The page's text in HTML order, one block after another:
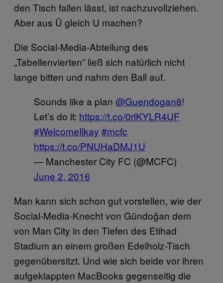
den Tisch fallen lässt, ist nachzuvollziehen.
Aber aus Ü gleich U machen?
Die Social-Media-Abteilung des
„Tabellenvierten” ließ sich natürlich nicht
lange bitten und nahm den Ball auf.
Sounds like a plan @Guendogan8!
Let’s do it: https://t.co/0rlKYLR4UF
#WelcomeIlkay #mcfc
https://t.co/PNUHaDMJ1U
— Manchester City FC (@MCFC)
June 2, 2016
Man kann sich schon gut vorstellen, wie der
Social-Media-Knecht von Gündoğan dem
von Man City in den Tiefen des Etihad
Stadium an einem großen Edelholz-Tisch
gegenübersitzt. Und wie sich beide vor ihren
aufgeklappten MacBooks gegenseitig die